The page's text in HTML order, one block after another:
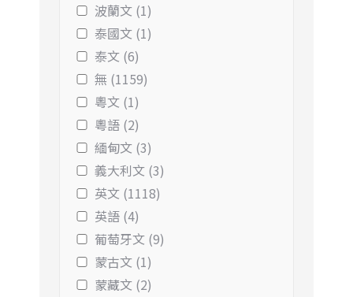
波蘭文 (1)
泰國文 (1)
泰文 (6)
無 (1159)
粵文 (1)
粵語 (2)
緬甸文 (3)
義大利文 (3)
英文 (1118)
英語 (4)
葡萄牙文 (9)
蒙古文 (1)
蒙藏文 (2)